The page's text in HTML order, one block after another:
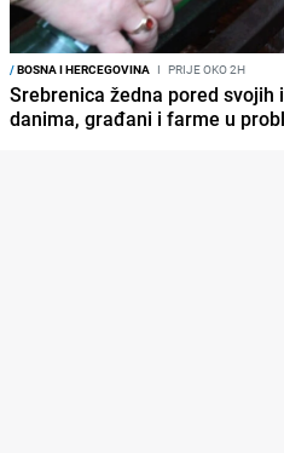
/BOSNA I HERCEGOVINA I PRIJE OKO 2H
Srebrenica žedna pored svojih
danima, građani i farme u